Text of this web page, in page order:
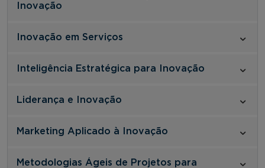
Inovação
Inovação em Serviços
Inteligência Estratégica para Inovação
Liderança e Inovação
Marketing Aplicado à Inovação
Metodologias Ágeis de Projetos para